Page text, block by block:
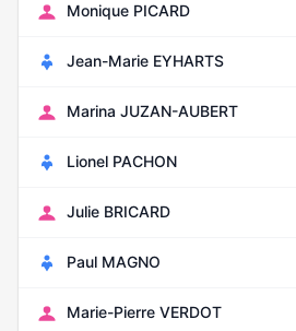
Monique PICARD
Jean-Marie EYHARTS
Marina JUZAN-AUBERT
Lionel PACHON
Julie BRICARD
Paul MAGNO
Marie-Pierre VERDOT